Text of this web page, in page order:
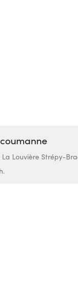
La Louvière Strépy-